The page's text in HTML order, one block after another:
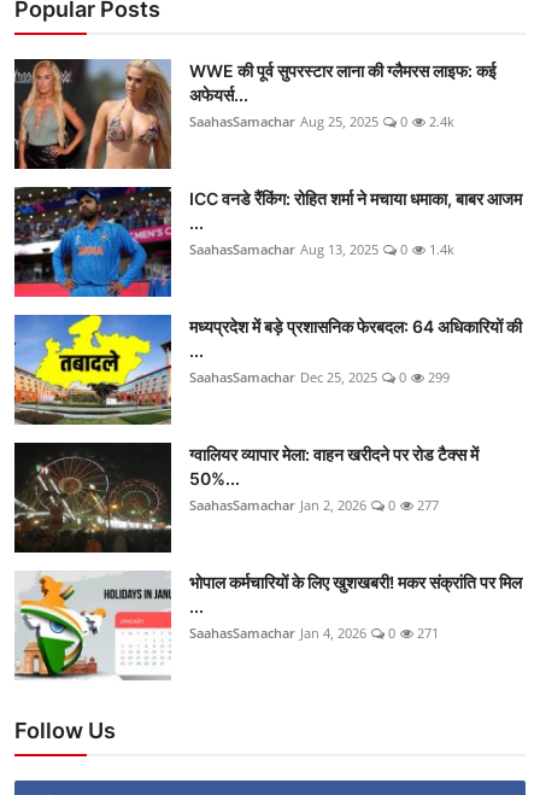
Popular Posts
WWE की पूर्व सुपरस्टार लाना की ग्लैमरस लाइफ: कई
अफेयर्स...
SaahasSamachar Aug 25, 2025 0 2.4k
ICC वनडे रैंकिंग: रोहित शर्मा ने मचाया धमाका, बाबर आजम
...
SaahasSamachar Aug 13, 2025 0 1.4k
मध्यप्रदेश में बड़े प्रशासनिक फेरबदल: 64 अधिकारियों की
...
SaahasSamachar Dec 25, 2025 0 299
ग्वालियर व्यापार मेला: वाहन खरीदने पर रोड टैक्स में
50%...
SaahasSamachar Jan 2, 2026 0 277
भोपाल कर्मचारियों के लिए खुशखबरी! मकर संक्रांति पर मिल
...
SaahasSamachar Jan 4, 2026 0 271
Follow Us